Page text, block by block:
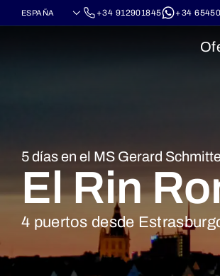
+34 912901845 +34
5 días en el MS Gerard
El Rin
4 puertos desde